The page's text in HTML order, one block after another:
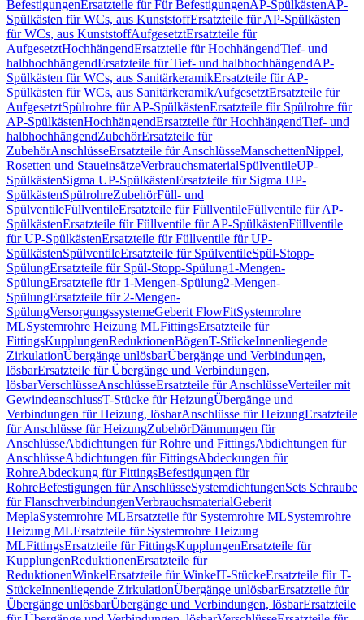
BefestigungenErsatzteile für Für BefestigungenAP-SpülkästenAP-
Spülkästen für WCs, aus KunststoffErsatzteile für AP-Spülkästen
für WCs, aus KunststoffAufgesetztErsatzteile für
AufgesetztHochhängendErsatzteile für HochhängendTief- und
halbhochhängendErsatzteile für Tief- und halbhochhängendAP-
Spülkästen für WCs, aus SanitärkeramikErsatzteile für AP-
Spülkästen für WCs, aus SanitärkeramikAufgesetztErsatzteile für
AufgesetztSpülrohre für AP-SpülkästenErsatzteile für Spülrohre für
AP-SpülkästenHochhängendErsatzteile für HochhängendTief- und
halbhochhängendZubehörErsatzteile für
ZubehörAnschlüsseErsatzteile für AnschlüsseManschettenNippel,
Rosetten und StaueinsätzeVerbrauchsmaterialSpülventileUP-
SpülkästenSigma UP-SpülkästenErsatzteile für Sigma UP-
SpülkästenSpülrohreZubehörFüll- und
SpülventileFüllventileErsatzteile für FüllventileFüllventile für AP-
SpülkästenErsatzteile für Füllventile für AP-SpülkästenFüllventile
für UP-SpülkästenErsatzteile für Füllventile für UP-
SpülkästenSpülventileErsatzteile für SpülventileSpül-Stopp-
SpülungErsatzteile für Spül-Stopp-Spülung1-Mengen-
SpülungErsatzteile für 1-Mengen-Spülung2-Mengen-
SpülungErsatzteile für 2-Mengen-
SpülungVersorgungssystemeGeberit FlowFitSystemrohre
MLSystemrohre Heizung MLFittingsErsatzteile für
FittingsKupplungenReduktionenBögenT-StückeInnenliegende
ZirkulationÜbergänge unlösbarÜbergänge und Verbindungen,
lösbarErsatzteile für Übergänge und Verbindungen,
lösbarVerschlüsseAnschlüsseErsatzteile für AnschlüsseVerteiler mit
GewindeanschlussT-Stücke für HeizungÜbergänge und
Verbindungen für Heizung, lösbarAnschlüsse für HeizungErsatzteile
für Anschlüsse für HeizungZubehörDämmungen für
AnschlüsseAbdichtungen für Rohre und FittingsAbdichtungen für
AnschlüsseAbdichtungen für FittingsAbdeckungen für
RohreAbdeckung für FittingsBefestigungen für
RohreBefestigungen für AnschlüsseSystemdichtungenSets Schraube
für FlanschverbindungenVerbrauchsmaterialGeberit
MeplaSystemrohre MLErsatzteile für Systemrohre MLSystemrohre
Heizung MLErsatzteile für Systemrohre Heizung
MLFittingsErsatzteile für FittingsKupplungenErsatzteile für
KupplungenReduktionenErsatzteile für
ReduktionenWinkelErsatzteile für WinkelT-StückeErsatzteile für T-
StückeInnenliegende ZirkulationÜbergänge unlösbarErsatzteile für
Übergänge unlösbarÜbergänge und Verbindungen, lösbarErsatzteile